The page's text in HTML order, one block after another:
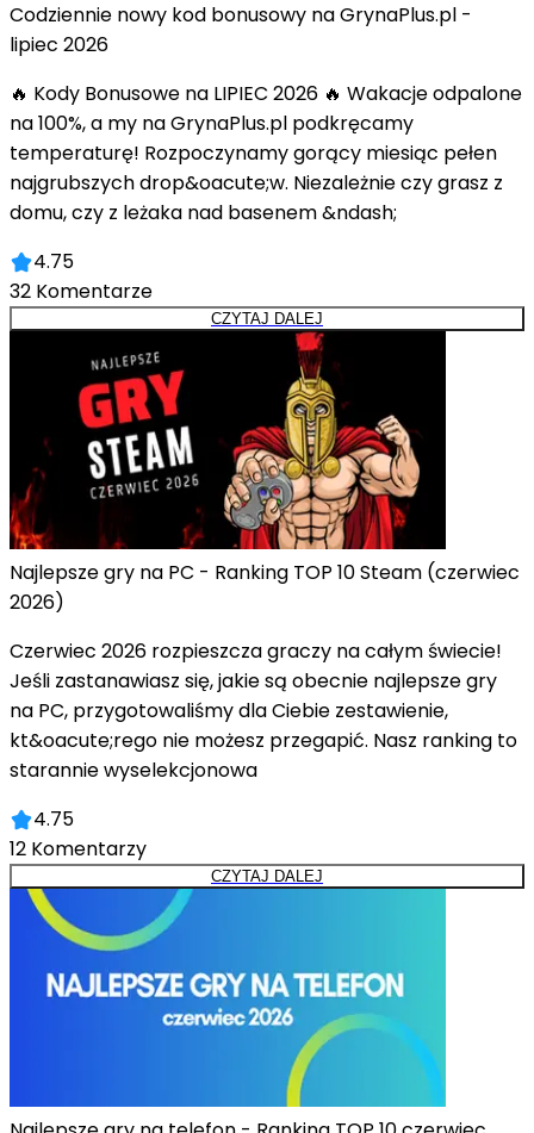
Codziennie nowy kod bonusowy na GrynaPlus.pl -
lipiec 2026
🔥 Kody Bonusowe na LIPIEC 2026 🔥 Wakacje odpalone
na 100%, a my na GrynaPlus.pl podkręcamy
temperaturę! Rozpoczynamy gorący miesiąc pełen
najgrubszych drop&oacute;w. Niezależnie czy grasz z
domu, czy z leżaka nad basenem &ndash;
4.75
32 Komentarze
CZYTAJ DALEJ
Najlepsze gry na PC - Ranking TOP 10 Steam (czerwiec
2026)
Czerwiec 2026 rozpieszcza graczy na całym świecie!
Jeśli zastanawiasz się, jakie są obecnie najlepsze gry
na PC, przygotowaliśmy dla Ciebie zestawienie,
kt&oacute;rego nie możesz przegapić. Nasz ranking to
starannie wyselekcjonowa
4.75
12 Komentarzy
CZYTAJ DALEJ